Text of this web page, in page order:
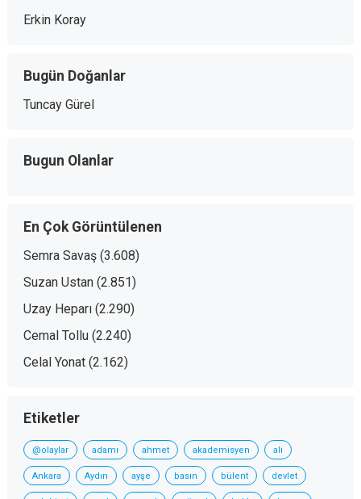
Erkin Koray
Bugün Doğanlar
Tuncay Gürel
Bugun Olanlar
En Çok Görüntülenen
Semra Savaş (3.608)
Suzan Ustan (2.851)
Uzay Heparı (2.290)
Cemal Tollu (2.240)
Celal Yonat (2.162)
Etiketler
@olaylar adamı ahmet akademisyen ali
Ankara Aydın ayşe basın bülent devlet